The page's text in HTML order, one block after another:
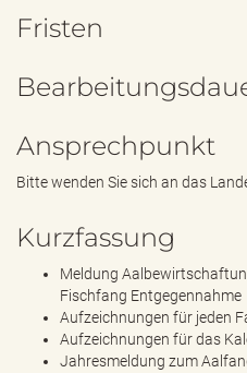
Fristen
Ansprechpunkt
Bitte wenden Sie sich an das
Kurzfassung
Meldung
Fischfang Entgegennahme
Aufzeichnungen für jeden
Aufzeichnungen für das
Jahresmeldung zum